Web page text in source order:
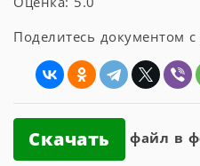
Поделитесь документом
Скачать файл в